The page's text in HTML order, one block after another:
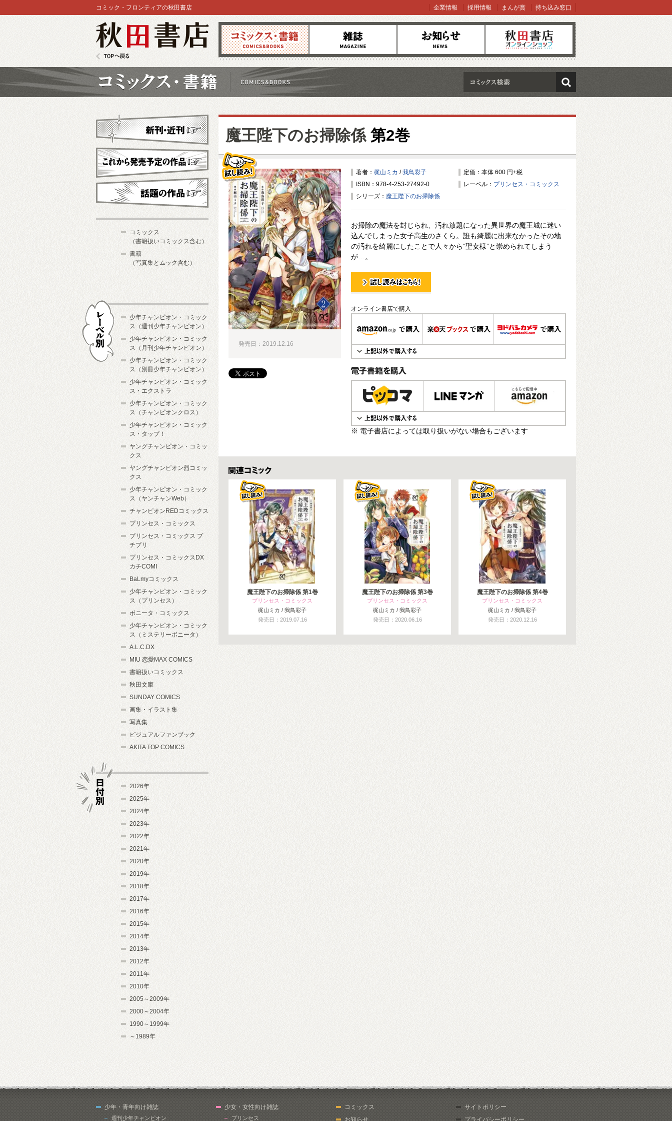
コミックス 雑誌 お知らせ オンラインショップ
コミック・フロンティアの秋田書店 企業情報 採用情報 まんが賞 持ち込み窓口
検索
魔王陛下のお掃除係第2巻
著者： 梶山ミカ /我鳥彩子
定価：本体 600 円+税
ISBN：978-4-253-27492-0
レーベル： プリンセス・コミックス
シリーズ： 魔王陛下のお掃除係
お掃除の魔法を封じられ、汚れ放題になった異世界の魔王城に迷い
込んでしまった女子高生のさくら。誰も綺麗に出来なかったその地
の汚れを綺麗にしたことで人々から“聖女様”と崇められてしまう
が…。
試し読み！
オンライン書店で購入
電子書籍で購入
※ 電子書店によっては取り扱いがない場合もございます
発売日：2019.12.16
関連コミックス
魔王陛下のお掃除係 第1巻
プリンセス・コミックス
梶山ミカ / 我鳥彩子
発売日：2019.07.16
魔王陛下のお掃除係 第3巻
プリンセス・コミックス
梶山ミカ / 我鳥彩子
発売日：2020.06.16
魔王陛下のお掃除係 第4巻
プリンセス・コミックス
梶山ミカ / 我鳥彩子
発売日：2020.12.16
新刊・近刊
これから発売予定
コミックス
（書籍扱いコミックス含む）
書籍
（写真集とムック含む）
少年チャンピオン・コミック
ス（週刊少年チャンピオン）
少年チャンピオン・コミック
ス（月刊少年チャンピオン）
少年チャンピオン・コミック
ス（別冊少年チャンピオン）
少年チャンピオン・コミック
ス・エクストラ
少年チャンピオン・コミック
ス（チャンピオンクロス）
少年チャンピオン・コミック
ス・タップ！
ヤングチャンピオン・コミッ
クス
ヤングチャンピオン烈コミッ
クス
少年チャンピオン・コミック
ス（ヤンチャンWeb）
チャンピオンREDコミックス
プリンセス・コミックス
プリンセス・コミックス プ
チプリ
プリンセス・コミックスDX
カチCOMI
BaLmyコミックス
少年チャンピオン・コミック
ス（プリンセス）
ボニータ・コミックス
少年チャンピオン・コミック
ス（ミステリーボニータ）
A.L.C.DX
MIU 恋愛MAX COMICS
書籍扱いコミックス
秋田文庫
SUNDAY COMICS
画集・イラスト集
写真集
ビジュアルファンブック
AKITA TOP COMICS
2026年
2025年
2024年
2023年
2022年
2021年
2020年
2019年
2018年
2017年
2016年
2015年
2014年
2013年
2012年
2011年
2010年
2005～2009年
2000～2004年
1990～1999年
～1989年
少年・青年向け雑誌
週刊少年チャンピオン
少女・女性向け雑誌
プリンセス
コミックス
お知らせ
サイトポリシー
プライバシーポリシー